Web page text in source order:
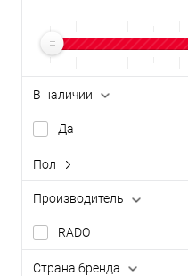
В наличии
Да
Пол
женский
Производитель
RADO
Страна бренда